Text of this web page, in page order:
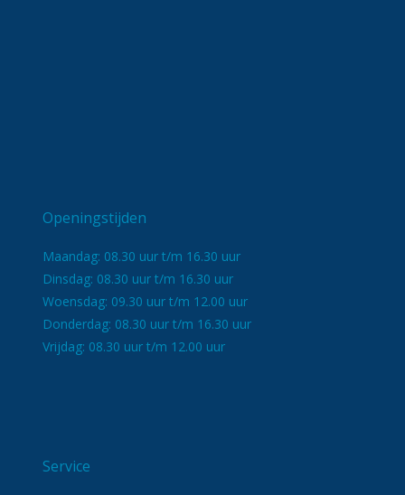
Openingstijden
Maandag: 08.30 uur t/m 16.30 uur
Dinsdag: 08.30 uur t/m 16.30 uur
Woensdag: 09.30 uur t/m 12.00 uur
Donderdag: 08.30 uur t/m 16.30 uur
Vrijdag: 08.30 uur t/m 12.00 uur
Service